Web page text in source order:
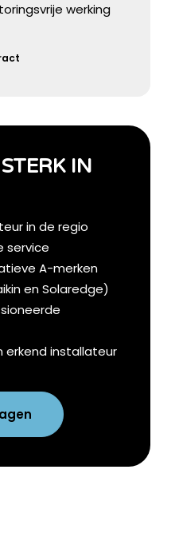
werking
IN
in de regio
service
A-merken
en Solaredge)
erkend installateur